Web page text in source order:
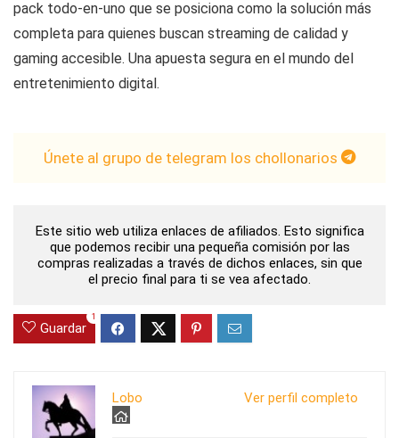
pack todo-en-uno que se posiciona como la solución más
completa para quienes buscan streaming de calidad y
gaming accesible. Una apuesta segura en el mundo del
entretenimiento digital.
Únete al grupo de telegram los chollonarios
Este sitio web utiliza enlaces de afiliados. Esto significa
que podemos recibir una pequeña comisión por las
compras realizadas a través de dichos enlaces, sin que
el precio final para ti se vea afectado.
Guardar
1
Ver perfil completo
Lobo